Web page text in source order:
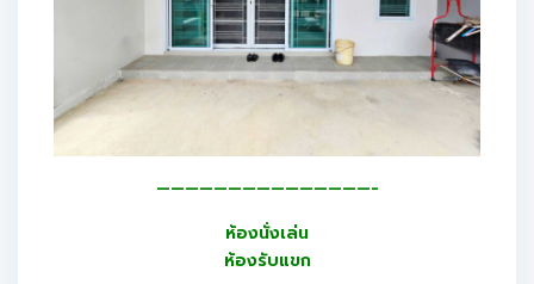
———————————————-
ห้องนั่งเล่น
ห้องรับแขก